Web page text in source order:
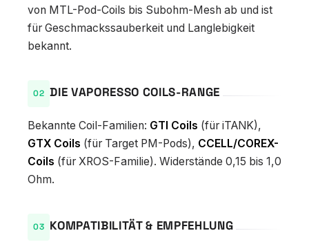
von MTL-Pod-Coils bis Subohm-Mesh ab und ist
für Geschmackssauberkeit und Langlebigkeit
bekannt.
DIE VAPORESSO COILS-RANGE
Bekannte Coil-Familien: GTI Coils (für iTANK),
GTX Coils (für Target PM-Pods), CCELL/COREX-
Coils (für XROS-Familie). Widerstände 0,15 bis 1,0
Ohm.
KOMPATIBILITÄT & EMPFEHLUNG